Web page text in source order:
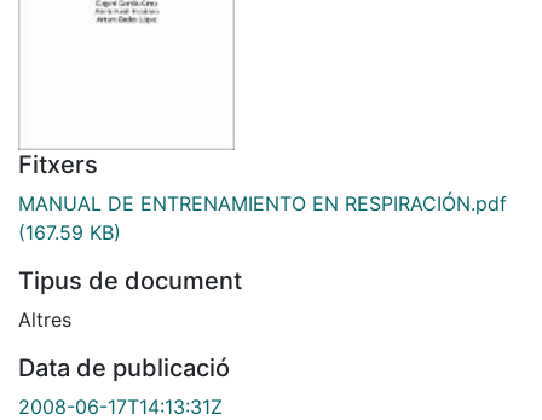
Fitxers
MANUAL DE ENTRENAMIENTO EN RESPIRACIÓN.pdf
(167.59 KB)
Tipus de document
Altres
Data de publicació
2008-06-17T14:13:31Z